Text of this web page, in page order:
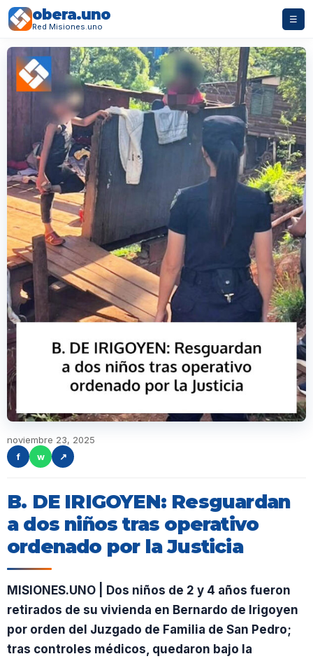
obera.uno
Red Misiones.uno
☰
noviembre 23, 2025
f
w ↗
B. DE IRIGOYEN: Resguardan
a dos niños tras operativo
ordenado por la Justicia
MISIONES.UNO | Dos niños de 2 y 4 años fueron
retirados de su vivienda en Bernardo de Irigoyen
por orden del Juzgado de Familia de San Pedro;
tras controles médicos, quedaron bajo la